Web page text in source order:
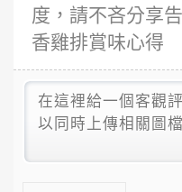
度，請不吝分享
香雞排賞味心得